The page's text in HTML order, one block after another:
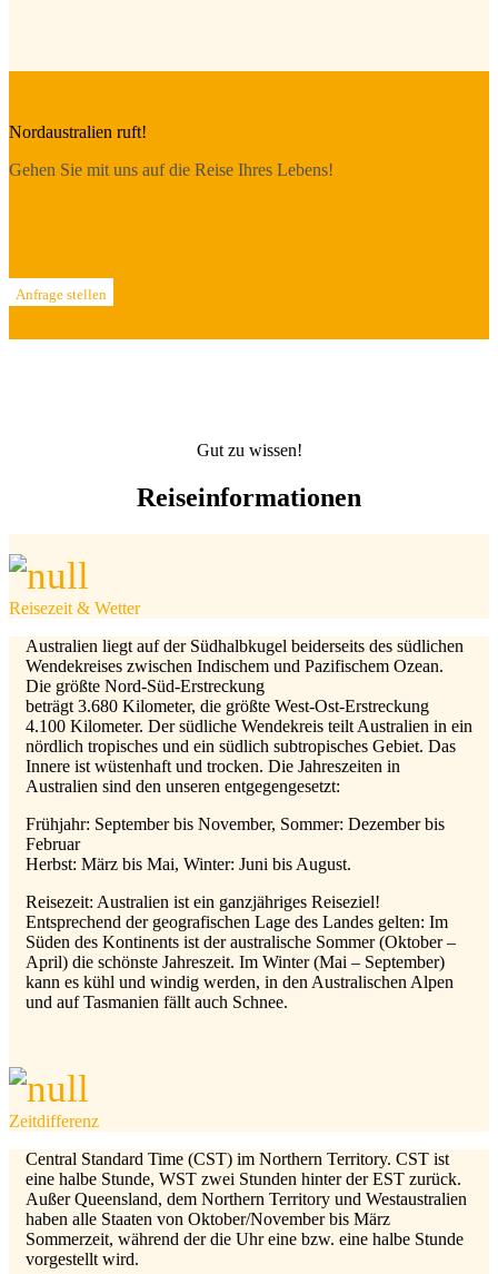
Nordaustralien ruft!
Gehen Sie mit uns auf die Reise Ihres Lebens!
Anfrage stellen
Gut zu wissen!
Reiseinformationen
Reisezeit & Wetter
Australien liegt auf der Südhalbkugel beiderseits des südlichen
Wendekreises zwischen Indischem und Pazifischem Ozean.
Die größte Nord-Süd-Erstreckung
beträgt 3.680 Kilometer, die größte West-Ost-Erstreckung
4.100 Kilometer. Der südliche Wendekreis teilt Australien in ein
nördlich tropisches und ein südlich subtropisches Gebiet. Das
Innere ist wüstenhaft und trocken. Die Jahreszeiten in
Australien sind den unseren entgegengesetzt:
Frühjahr: September bis November, Sommer: Dezember bis
Februar
Herbst: März bis Mai, Winter: Juni bis August.
Reisezeit: Australien ist ein ganzjähriges Reiseziel!
Entsprechend der geografischen Lage des Landes gelten: Im
Süden des Kontinents ist der australische Sommer (Oktober –
April) die schönste Jahreszeit. Im Winter (Mai – September)
kann es kühl und windig werden, in den Australischen Alpen
und auf Tasmanien fällt auch Schnee.
Zeitdifferenz
Central Standard Time (CST) im Northern Territory. CST ist
eine halbe Stunde, WST zwei Stunden hinter der EST zurück.
Außer Queensland, dem Northern Territory und Westaustralien
haben alle Staaten von Oktober/November bis März
Sommerzeit, während der die Uhr eine bzw. eine halbe Stunde
vorgestellt wird.